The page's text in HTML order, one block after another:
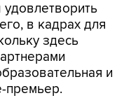
удовлетворить
в кадрах для
здесь
и
премьер.